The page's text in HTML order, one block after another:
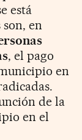
está
en
, el pago
en
de la
en el